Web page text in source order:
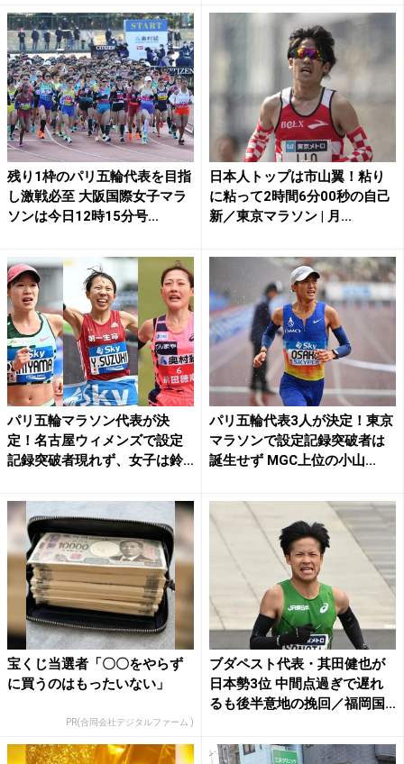
残り1枠のパリ五輪代表を目指
し激戦必至 大阪国際女子マラ
ソンは今日12時15分号...
日本人トップは市山翼！粘り
に粘って2時間6分00秒の自己
新／東京マラソン | 月...
パリ五輪マラソン代表が決
定！名古屋ウィメンズで設定
記録突破者現れず、女子は鈴
パリ五輪代表3人が決定！東京
マラソンで設定記録突破者は
誕生せず MGC上位の小山...
宝くじ当選者「〇〇をやらず
に買うのはもったいない」
PR(合同会社デジタルファーム )
ブダペスト代表・其田健也が
日本勢3位 中間点過ぎで遅れ
るも後半意地の挽回／福岡国...